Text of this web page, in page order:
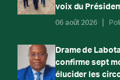
voix du
06 août 2026
Drame de
confirme sept
élucider les